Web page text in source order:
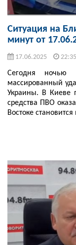
Ситуация на
минут от
17.06.2025 22:35
Сегодня ночью
массированный
Украины. В Киеве
средства ПВО
Востоке